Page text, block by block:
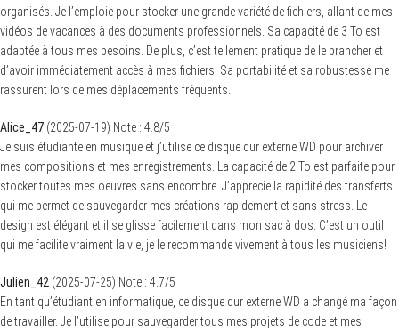
organisés. Je l’emploie pour stocker une grande variété de fichiers, allant de mes
vidéos de vacances à des documents professionnels. Sa capacité de 3 To est
adaptée à tous mes besoins. De plus, c’est tellement pratique de le brancher et
d’avoir immédiatement accès à mes fichiers. Sa portabilité et sa robustesse me
rassurent lors de mes déplacements fréquents.
Alice_47 (2025-07-19) Note : 4.8/5
Je suis étudiante en musique et j’utilise ce disque dur externe WD pour archiver
mes compositions et mes enregistrements. La capacité de 2 To est parfaite pour
stocker toutes mes oeuvres sans encombre. J’apprécie la rapidité des transferts
qui me permet de sauvegarder mes créations rapidement et sans stress. Le
design est élégant et il se glisse facilement dans mon sac à dos. C’est un outil
qui me facilite vraiment la vie, je le recommande vivement à tous les musiciens!
Julien_42 (2025-07-25) Note : 4.7/5
En tant qu’étudiant en informatique, ce disque dur externe WD a changé ma façon
de travailler. Je l’utilise pour sauvegarder tous mes projets de code et mes